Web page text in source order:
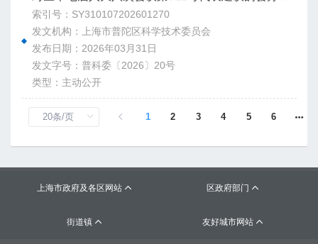
索引号：SY310107202601270
发文机构：上海市普陀区科学技术委员会
发布日期：2026年03月31日
发文字号：普科委〔2026〕20号
类型：主动公开
1 2 3 4 5 6
上海市政府及各区网站  区政府部门 
街道镇  友好城市网站 